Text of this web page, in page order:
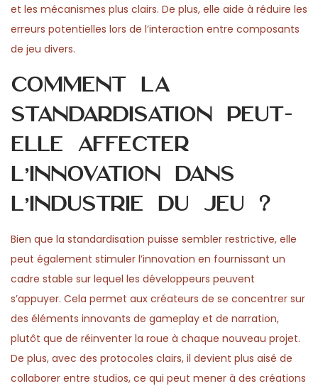
et les mécanismes plus clairs. De plus, elle aide à réduire les
erreurs potentielles lors de l’interaction entre composants
de jeu divers.
Comment la
standardisation peut-
elle affecter
l’innovation dans
l’industrie du jeu ?
Bien que la standardisation puisse sembler restrictive, elle
peut également stimuler l’innovation en fournissant un
cadre stable sur lequel les développeurs peuvent
s’appuyer. Cela permet aux créateurs de se concentrer sur
des éléments innovants de gameplay et de narration,
plutôt que de réinventer la roue à chaque nouveau projet.
De plus, avec des protocoles clairs, il devient plus aisé de
collaborer entre studios, ce qui peut mener à des créations